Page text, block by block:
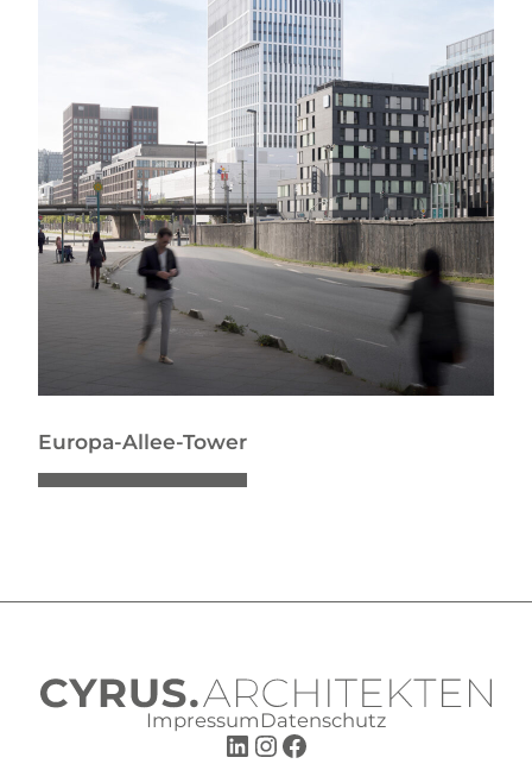
Europa-Allee-Tower
Impressum Datenschutz